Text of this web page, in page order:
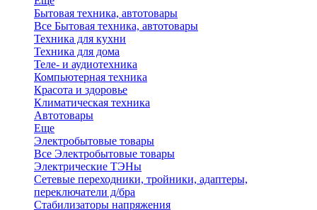
Бытовая техника, автотовары
Все Бытовая техника, автотовары
Техника для кухни
Техника для дома
Теле- и аудиотехника
Компьютерная техника
Красота и здоровье
Климатическая техника
Автотовары
Еще
Электробытовые товары
Все Электробытовые товары
Электрические ТЭНы
Сетевые переходники, тройники, адаптеры,
переключатели д/бра
Стабилизаторы напряжения